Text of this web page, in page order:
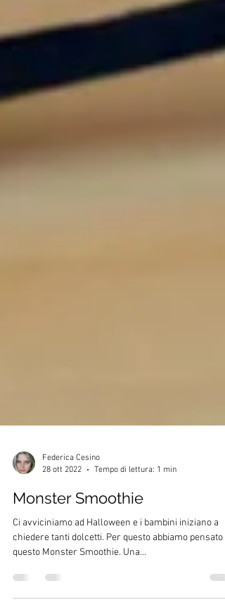
Federica Cesino
28 ott 2022
Tempo di lettura: 1 min
Monster Smoothie
Ci avviciniamo ad Halloween e i bambini iniziano a
chiedere tanti dolcetti. Per questo abbiamo pensato a